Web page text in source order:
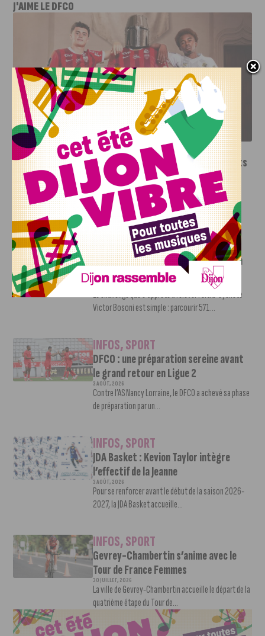
J'AIME LE DFCO
LE DFCO DÉVOILE SES NOUVEAUX MAILLOTS POUR LA
SAISON 2026-2027
INFOS,SPORT
Le DFCO dévoile ses nouveaux maillots
pour la saison 2026-2027
6 AOÛT, 2026
Le club dijonnais a présenté ses nouveaux maillots
pour son retour en Ligue 2....
INFOS,SPORT
Faire le tour de la Côte-d’Or à vélo en
trois jours : le défi de Victor Bosoni
5 AOÛT, 2026
Le challenge que s’apprête à relever l’ultra-cycliste
Victor Bosoni est simple : parcourir 571...
INFOS,SPORT
DFCO : une préparation sereine avant
le grand retour en Ligue 2
3 AOÛT, 2026
Contre l’AS Nancy Lorraine, le DFCO a achevé sa phase
de préparation par un...
INFOS,SPORT
JDA Basket : Kevion Taylor intègre
l’effectif de la Jeanne
3 AOÛT, 2026
Pour se renforcer avant le début de la saison 2026-
2027, la JDA Basket accueille...
INFOS,SPORT
Gevrey-Chambertin s’anime avec le
Tour de France Femmes
30 JUILLET, 2026
La ville de Gevrey-Chambertin accueille le départ de la
quatrième étape du Tour de...